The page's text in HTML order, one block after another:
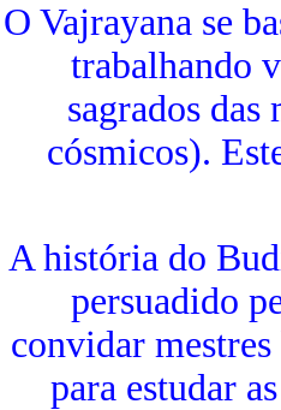
O Vajrayana se
trabalhando
sagrados das
cósmicos).
A história do
persuadido
convidar
para estudar